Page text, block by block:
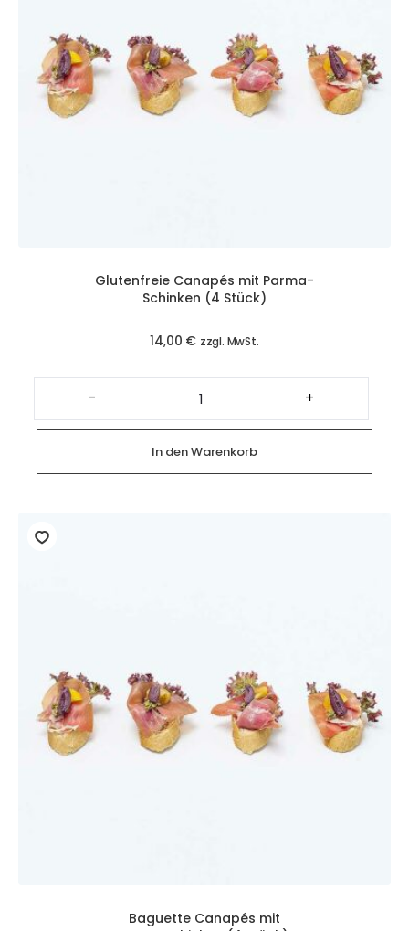
Glutenfreie Canapés mit Parma-
Schinken (4 Stück)
14,00 € zzgl. MwSt.
-
Glutenfreie
Canapés
mit
Parma-
Schinken
(4
Stück)
Menge
+
In den Warenkorb
Baguette Canapés mit